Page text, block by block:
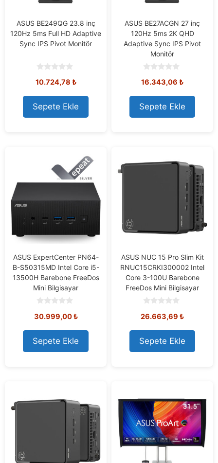
ASUS BE249QG 23.8 inç
120Hz 5ms Full HD Adaptive
Sync IPS Pivot Monitör
o
t
o
f
5
10.724,78 ₺
Sepete Ekle
ASUS BE27ACGN 27 inç
120Hz 5ms 2K QHD
Adaptive Sync IPS Pivot
Monitör
o
t
o
f
5
16.343,06 ₺
Sepete Ekle
ASUS ExpertCenter PN64-
B-S50315MD Intel Core i5-
13500H Barebone FreeDos
Mini Bilgisayar
o
t
o
f
5
30.999,00₺
Sepete Ekle
ASUS NUC 15 Pro Slim Kit
RNUC15CRKI300002 Intel
Core 3-100U Barebone
FreeDos Mini Bilgisayar
o
t
o
f
5
26.663,69 ₺
Sepete Ekle